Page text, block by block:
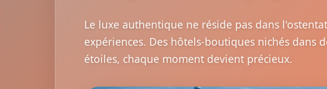
Le luxe authentique ne réside pas dans
expériences. Des hôtels-boutiques nichés dans
étoiles, chaque moment devient précieux.